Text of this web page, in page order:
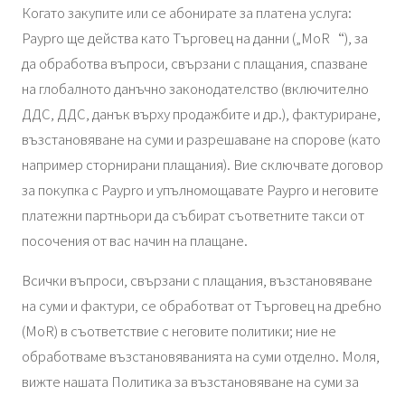
Когато закупите или се абонирате за платена услуга:
Paypro ще действа като Търговец на данни („MoR“), за
да обработва въпроси, свързани с плащания, спазване
на глобалното данъчно законодателство (включително
ДДС, ДДС, данък върху продажбите и др.), фактуриране,
възстановяване на суми и разрешаване на спорове (като
например сторнирани плащания). Вие сключвате договор
за покупка с Paypro и упълномощавате Paypro и неговите
платежни партньори да събират съответните такси от
посочения от вас начин на плащане.
Всички въпроси, свързани с плащания, възстановяване
на суми и фактури, се обработват от Търговец на дребно
(MoR) в съответствие с неговите политики; ние не
обработваме възстановяванията на суми отделно. Моля,
вижте нашата Политика за възстановяване на суми за